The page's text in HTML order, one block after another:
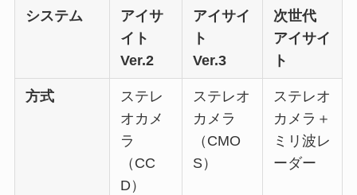
システム
アイサ
イト
Ver.2
アイサイ
ト
Ver.3
次世代
アイサイ
ト
方式
ステレ
オカメ
ラ
（CC
D）
ステレオ
カメラ
（CMO
S）
ステレオ
カメラ＋
ミリ波レ
ーダー